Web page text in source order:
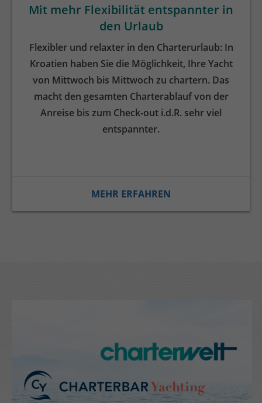
Mit mehr Flexibilität entspannter in
den Urlaub
Flexibler und relaxter in den Charterurlaub: In
Kroatien haben Sie die Möglichkeit, Ihre Yacht
von Mittwoch bis Mittwoch zu chartern. Das
macht den gesamten Charterablauf von der
Anreise bis zum Check-out i.d.R. sehr viel
entspannter.
MEHR ERFAHREN